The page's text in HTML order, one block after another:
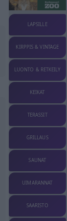
LAPSILLE
KIRPPIS & VINTAGE
LUONTO & RETKEILY
KEIKAT
TERASSIT
GRILLAUS
SAUNAT
UIMARANNAT
SAARISTO